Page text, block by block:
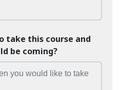
take this course and
be coming?